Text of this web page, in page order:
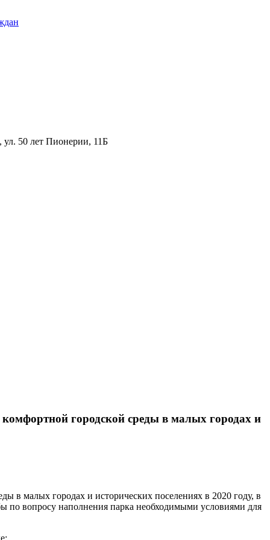
50 лет Пионерии, 11Б
комфортной городской среды в малых городах и
в малых городах и исторических поселениях в 2020 году, в
по вопросу наполнения парка необходимыми условиями для